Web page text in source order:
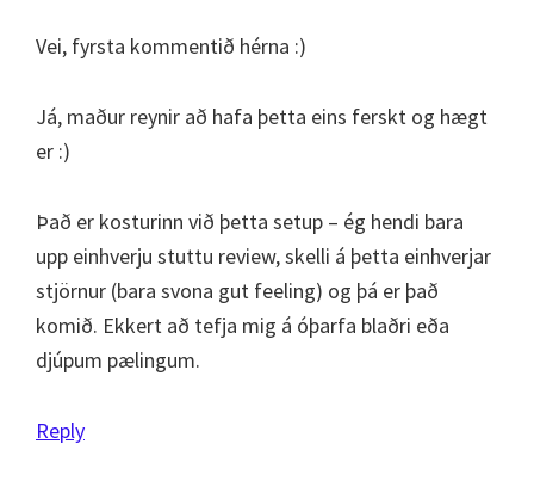
Vei, fyrsta kommentið hérna :)
Já, maður reynir að hafa þetta eins ferskt og hægt
er :)
Það er kosturinn við þetta setup – ég hendi bara
upp einhverju stuttu review, skelli á þetta einhverjar
stjörnur (bara svona gut feeling) og þá er það
komið. Ekkert að tefja mig á óþarfa blaðri eða
djúpum pælingum.
Reply